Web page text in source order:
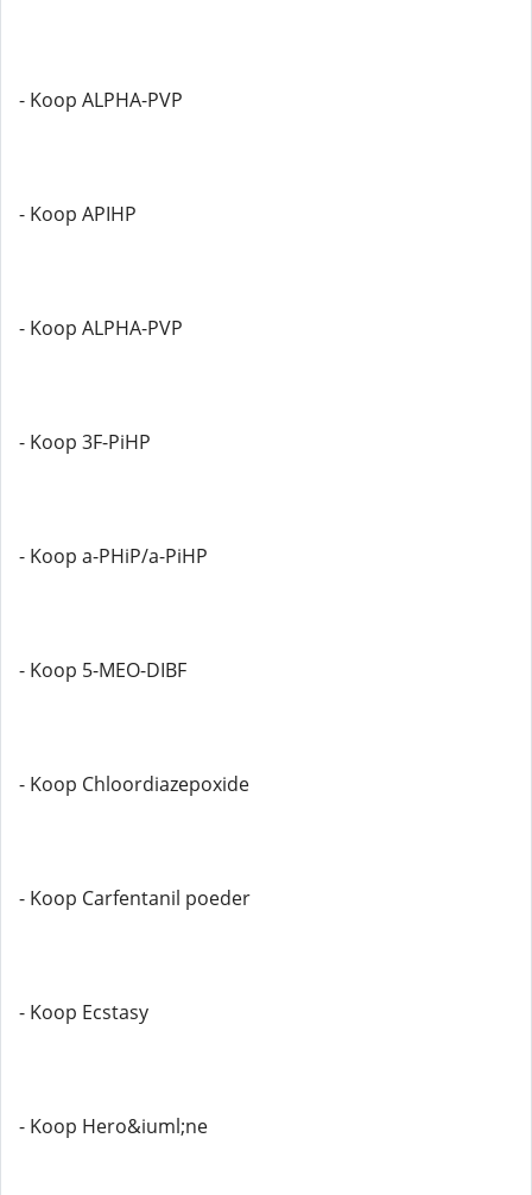
- Koop ALPHA-PVP
- Koop APIHP
- Koop ALPHA-PVP
- Koop 3F-PiHP
- Koop a-PHiP/a-PiHP
- Koop 5-MEO-DIBF
- Koop Chloordiazepoxide
- Koop Carfentanil poeder
- Koop Ecstasy
- Koop Hero&iuml;ne